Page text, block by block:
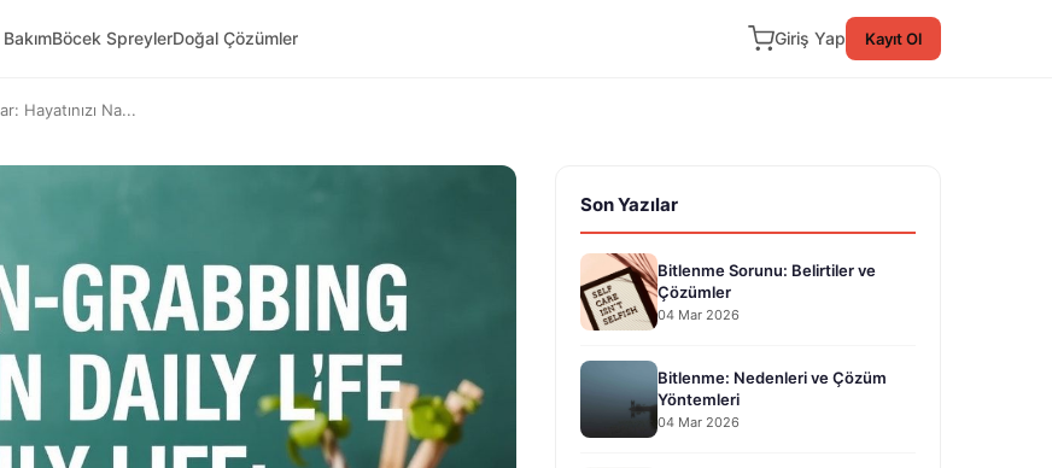
Böcek SpreylerDoğal Çözümler Giriş Yap Kayıt Ol
Hayatınızı Na...
Son Yazılar
Bitlenme Sorunu: Belirtiler ve
Çözümler
04 Mar 2026
Bitlenme: Nedenleri ve Çözüm
Yöntemleri
04 Mar 2026